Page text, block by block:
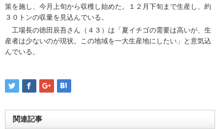
策を施し、今月上旬から収穫し始めた。１２月下旬まで生産し、約
３０トンの収量を見込んでいる。
工場長の徳田辰吾さん（４３）は「夏イチゴの需要は高いが、生
産者は少ないのが現状。この地域を一大生産地にしたい」と意気込
んでいる。
関連記事